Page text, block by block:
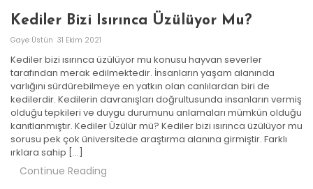
Kediler Bizi Isırınca Üzülüyor Mu?
Gaye Üstün 31 Ekim 2021
Kediler bizi ısırınca üzülüyor mu konusu hayvan severler
tarafından merak edilmektedir. İnsanların yaşam alanında
varlığını sürdürebilmeye en yatkın olan canlılardan biri de
kedilerdir. Kedilerin davranışları doğrultusunda insanların vermiş
olduğu tepkileri ve duygu durumunu anlamaları mümkün olduğu
kanıtlanmıştır. Kediler Üzülür mü? Kediler bizi ısırınca üzülüyor mu
sorusu pek çok üniversitede araştırma alanına girmiştir. Farklı
ırklara sahip […]
Continue Reading